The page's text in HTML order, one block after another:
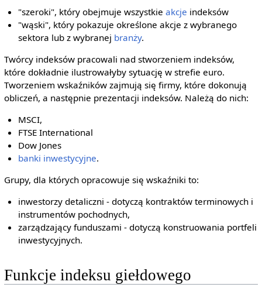
"szeroki", który obejmuje wszystkieakcje indeksów
"wąski", który pokazuje określone akcje z wybranego
sektora lub z wybranej branży.
Twórcy indeksów pracowali nad stworzeniem indeksów,
które dokładnie ilustrowałyby sytuację w strefie euro.
Tworzeniem wskaźników zajmują się firmy, które dokonują
obliczeń, a następnie prezentacji indeksów. Należą do nich:
MSCI,
FTSE International
Dow Jones
banki inwestycyjne.
Grupy, dla których opracowuje się wskaźniki to:
inwestorzy detaliczni - dotyczą kontraktów terminowych i
instrumentów pochodnych,
zarządzający funduszami - dotyczą konstruowania portfeli
inwestycyjnych.
Funkcje indeksu giełdowego